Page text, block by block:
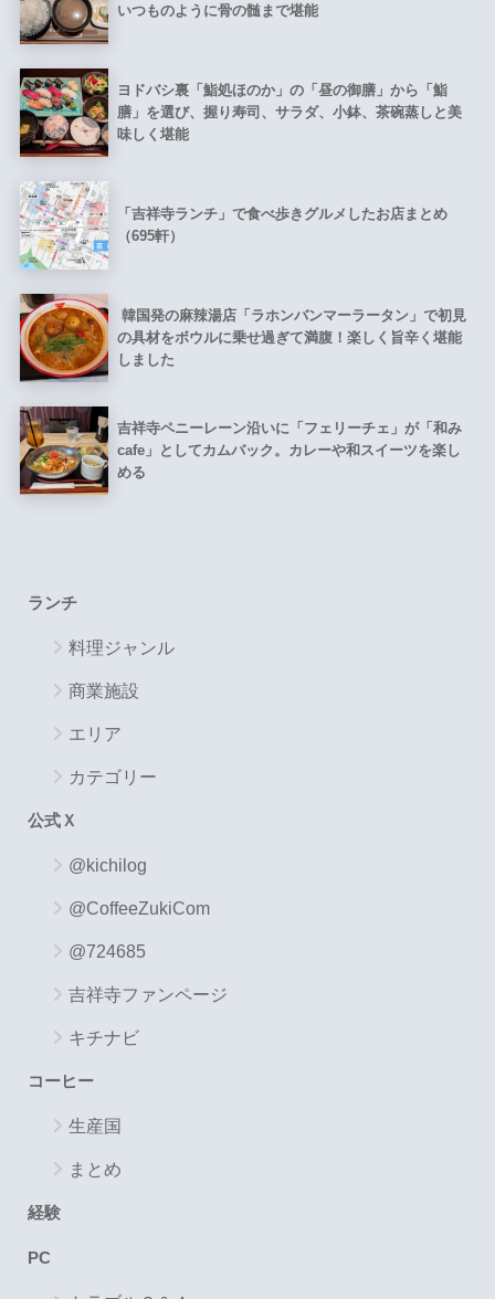
いつものように骨の髄まで堪能
ヨドバシ裏「鮨処ほのか」の「昼の御膳」から「鮨
膳」を選び、握り寿司、サラダ、小鉢、茶碗蒸しと美
味しく堪能
「吉祥寺ランチ」で食べ歩きグルメしたお店まとめ
（695軒）
韓国発の麻辣湯店「ラホンバンマーラータン」で初見
の具材をボウルに乗せ過ぎて満腹！楽しく旨辛く堪能
しました
吉祥寺ペニーレーン沿いに「フェリーチェ」が「和み
cafe」としてカムバック。カレーや和スイーツを楽し
める
ランチ
料理ジャンル
商業施設
エリア
カテゴリー
公式Ｘ
@kichilog
@CoffeeZukiCom
@724685
吉祥寺ファンページ
キチナビ
コーヒー
生産国
まとめ
経験
PC